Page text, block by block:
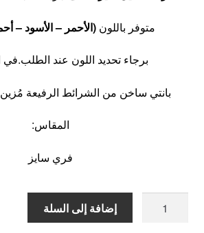
متوفر باللون(الأحمر – الأسود –
برجاء تحديد اللون عند
بانتي ساخن من الشرائط الرفيعة
المقاس:
فري سايز
لانجري-
إضافة إلى السلة